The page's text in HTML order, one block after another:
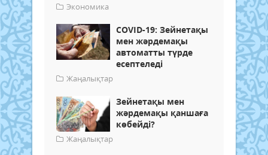
Экономика
COVID-19: Зейнетақы
мен жәрдемақы
автоматты түрде
есептеледі
Жаңалықтар
Зейнетақы мен
жәрдемақы қаншаға
көбейді?
Жаңалықтар